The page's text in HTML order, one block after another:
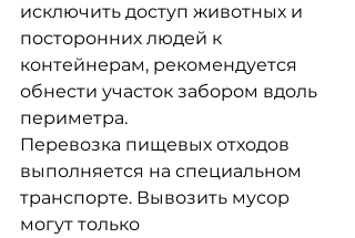
исключить доступ животных и
посторонних людей к
контейнерам, рекомендуется
обнести участок забором вдоль
периметра.
Перевозка пищевых отходов
выполняется на специальном
транспорте. Вывозить мусор
могут только